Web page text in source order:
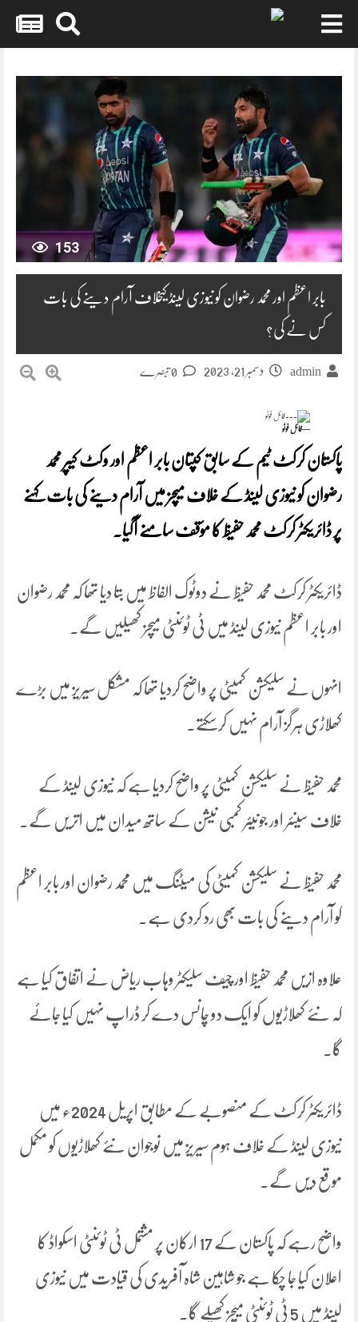
content
153
بابر اعظم اور محمد رضوان کو نیوزی لینڈ کیخلاف آرام دینے کی بات
کس نے کی؟
admin دسمبر 21, 2023
—فائل فوٹو
پاکستان کرکٹ ٹیم کے سابق کپتان بابر اعظم اور وکٹ کیپر محمد
رضوان کو نیوزی لینڈ کے خلاف میچز میں آرام دینے کی بات کہنے
پر ڈائریکٹر کرکٹ محمد حفیظ کا مؤقف سامنے آگیا۔
ڈائریکٹر کرکٹ محمد حفیظ نے دوٹوک الفاظ میں بتا دیا تھا کہ محمد رضوان
اور بابر اعظم نیوزی لینڈ میں ٹی ٹوئنٹی میچز کھیلیں گے۔
انہوں نے سلیکشن کمیٹی پر واضح کردیا تھا کہ مشکل سیریز میں بڑے
کھلاڑی ہرگز آرام نہیں کرسکتے۔
محمد حفیظ نے سلیکشن کمیٹی پر واضح کردیا ہے کہ نیوزی لینڈ کے
خلاف سینئر اور جونیئر کمبی نیشن کے ساتھ میدان میں اتریں گے۔
محمد حفیظ نے سلیکشن کمیٹی کی میٹنگ میں محمد رضوان اور بابر اعظم
کو آرام دینے کی بات بھی رد کردی ہے۔
علاوہ ازیں محمد حفیظ اور چیف سلیکٹر وہاب ریاض نے اتفاق کیا ہے
کہ نئے کھلاڑیوں کو ایک دو چانس دے کر ڈراپ نہیں کیا جائے
گا۔
ڈائریکٹر کرکٹ کے منصوبے کے مطابق اپریل 2024ء میں
نیوزی لینڈ کے خلاف ہوم سیریز میں نوجوان نئے کھلاڑیوں کو مکمل
موقع دیں گے۔
واضح رہے کہ پاکستان کے 17 ارکان پر مشتمل ٹی ٹوئنٹی اسکواڈ کا
اعلان کیا جا چکا ہے جو شاہین شاہ آفریدی کی قیادت میں نیوزی
لینڈ میں 5 ٹی ٹوئنٹی میچز کھیلے گا۔